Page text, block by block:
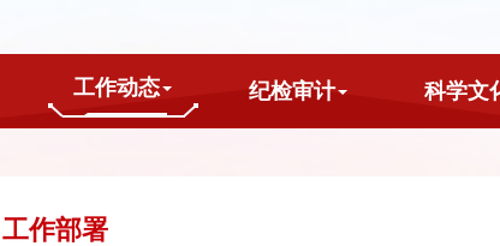
工作动态 纪检审计 科学文
工作部署